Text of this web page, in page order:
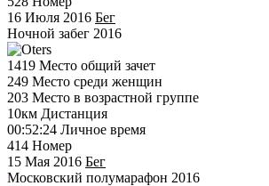
16 Июля 2016 Бег
Ночной забег 2016
1419 Место общий зачет
249 Место среди женщин
203 Место в возрастной группе
10км Дистанция
00:52:24 Личное время
414 Номер
15 Мая 2016 Бег
Московский полумарафон 2016